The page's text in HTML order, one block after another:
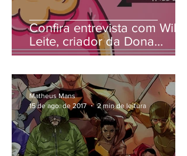
Confira entrevista com Will
Leite, criador da Dona
Anésia
Matheus Mans
15 de ago. de 2017
2 min de leitura